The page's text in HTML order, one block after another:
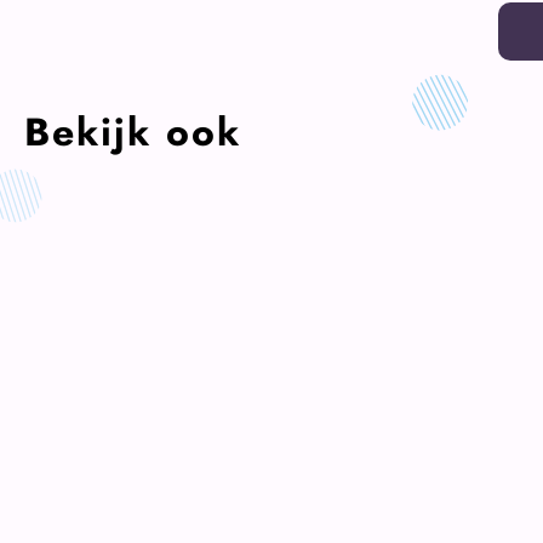
Bekijk ook